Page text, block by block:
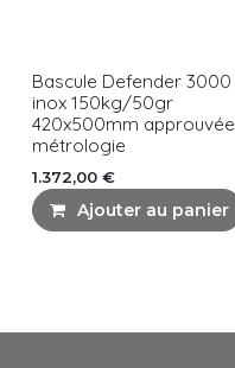
Bascule Defender 3000
inox 150kg/50gr
420x500mm approuvée
métrologie
1.372,00 €
Ajouter au panier